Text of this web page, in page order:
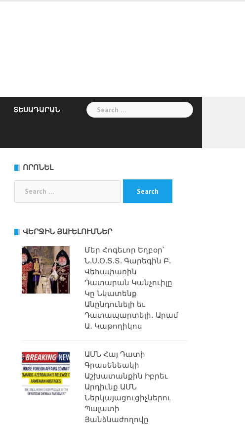
ՏԵՍԱԴԱՐԱՆ
Search
for:
ՈՐՈՆԵԼ
ՎԵՐՋԻՆ ՅԱՒԵԼՈՒՄՆԵՐ
Մեր Հոգեւոր Եղբօր՝
Ն.Ս.Օ.Տ.Տ. Գարեգին Բ.
Վեհափառին
Դատարան Կանչուիլը
Կը Նկատենք
Անընդունելի եւ
Դատապարտելի․ Արամ
Ա․ Կաթողիկոս
ԱՄՆ Հայ Դատի
Գրասենեակի
Աշխատանքին Իբրեւ
Արդիւնք ԱՄՆ
Ներկայացուցիչներու
Պալատի
Յանձնաժողովը